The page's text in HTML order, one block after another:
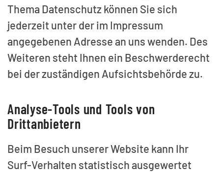
Thema Datenschutz können Sie sich
jederzeit unter der im Impressum
angegebenen Adresse an uns wenden. Des
Weiteren steht Ihnen ein Beschwerderecht
bei der zuständigen Aufsichtsbehörde zu.
Analyse-Tools und Tools von
Drittanbietern
Beim Besuch unserer Website kann Ihr
Surf-Verhalten statistisch ausgewertet